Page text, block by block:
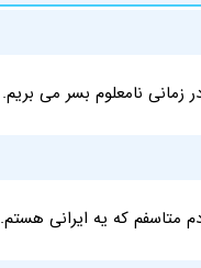
نامعلوم بسر می بریم.
متاسفم که یه ایرانی هستم.